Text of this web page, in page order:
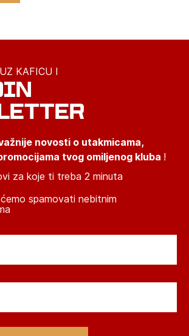
KAFICU I
novosti o utakmicama,
tvog omiljenog kluba !
za koje ti treba 2 minuta
spamovati nebitnim